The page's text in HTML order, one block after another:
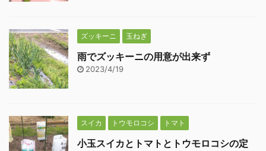
ズッキーニ 玉ねぎ
雨でズッキーニの用意が出来ず
2023/4/19
スイカ トウモロコシ トマト
小玉スイカとトマトとトウモロコシの定